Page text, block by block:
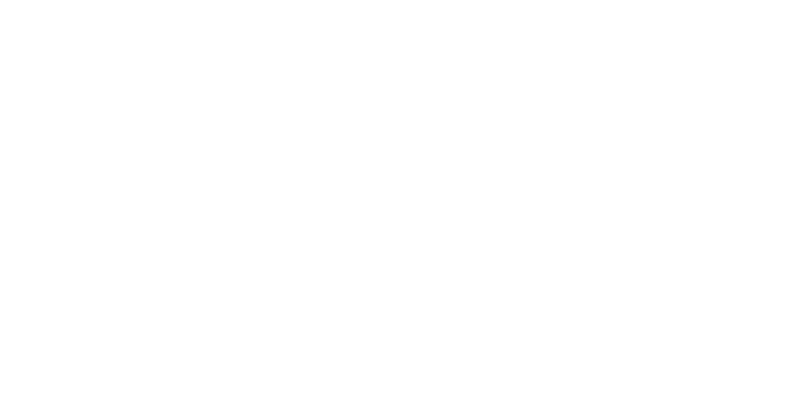
vám rád pomůže se vším, od pronájmu auta až po plánování výletů, a doporučí vám ta nejlepší místa v okolí